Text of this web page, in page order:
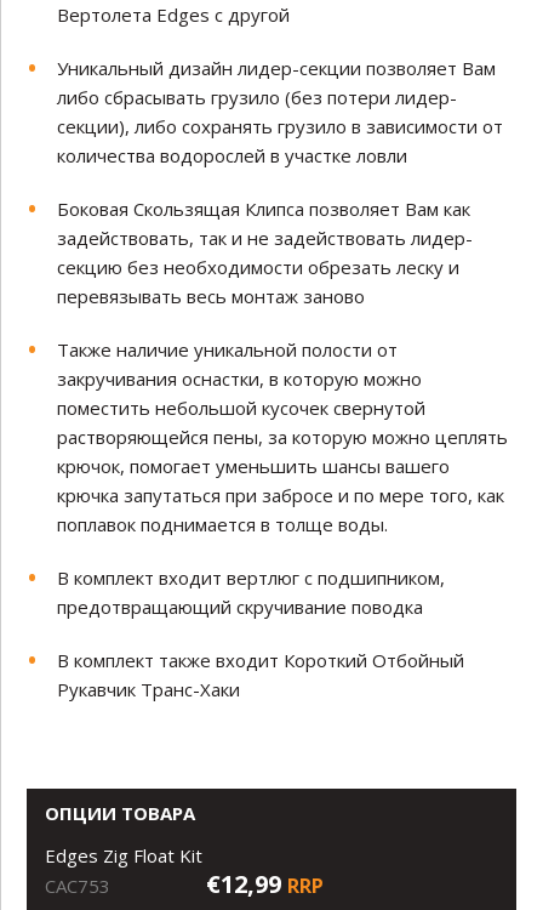
Вертолета Edges с другой
Уникальный дизайн лидер-секции позволяет Вам
либо сбрасывать грузило (без потери лидер-
секции), либо сохранять грузило в зависимости от
количества водорослей в участке ловли
Боковая Скользящая Клипса позволяет Вам как
задействовать, так и не задействовать лидер-
секцию без необходимости обрезать леску и
перевязывать весь монтаж заново
Также наличие уникальной полости от
закручивания оснастки, в которую можно
поместить небольшой кусочек свернутой
растворяющейся пены, за которую можно цеплять
крючок, помогает уменьшить шансы вашего
крючка запутаться при забросе и по мере того, как
поплавок поднимается в толще воды.
В комплект входит вертлюг с подшипником,
предотвращающий скручивание поводка
В комплект также входит Короткий Отбойный
Рукавчик Транс-Хаки
ОПЦИИ ТОВАРА
Edges Zig Float Kit
CAC753
€12,99 RRP